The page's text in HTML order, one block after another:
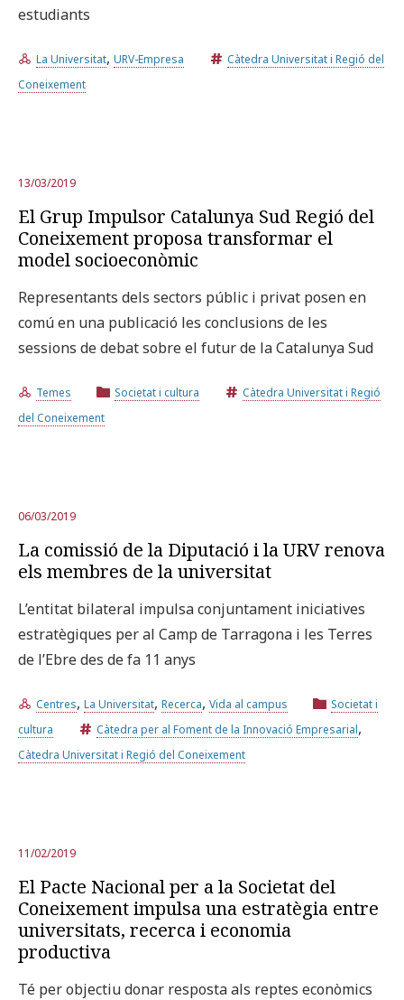
estudiants
La Universitat, URV-Empresa
Càtedra Universitat i Regió del
Coneixement
13/03/2019
El Grup Impulsor Catalunya Sud Regió del
Coneixement proposa transformar el
model socioeconòmic
Representants dels sectors públic i privat posen en
comú en una publicació les conclusions de les
sessions de debat sobre el futur de la Catalunya Sud
Temes Societat i cultura
Càtedra Universitat i Regió
del Coneixement
06/03/2019
La comissió de la Diputació i la URV renova
els membres de la universitat
L’entitat bilateral impulsa conjuntament iniciatives
estratègiques per al Camp de Tarragona i les Terres
de l’Ebre des de fa 11 anys
Centres, La Universitat, Recerca, Vida al campus
Societat i
cultura
Càtedra per al Foment de la Innovació Empresarial,
Càtedra Universitat i Regió del Coneixement
11/02/2019
El Pacte Nacional per a la Societat del
Coneixement impulsa una estratègia entre
universitats, recerca i economia
productiva
Té per objectiu donar resposta als reptes econòmics